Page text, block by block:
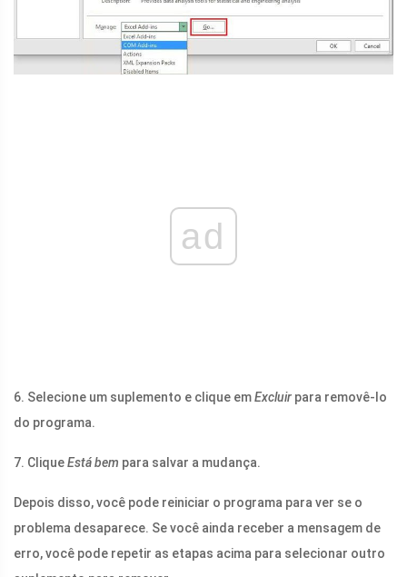
ad
6. Selecione um suplemento e clique emExcluir para removê-lo
do programa.
7. CliqueEstá bem para salvar a mudança.
Depois disso, você pode reiniciar o programa para ver se o
problema desaparece. Se você ainda receber a mensagem de
erro, você pode repetir as etapas acima para selecionar outro